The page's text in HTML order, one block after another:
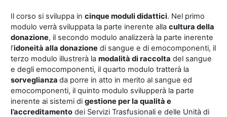
Il corso si sviluppa in cinque moduli didattici. Nel primo
modulo verrà sviluppata la parte inerente alla cultura della
donazione, il secondo modulo analizzerà la parte inerente
l’idoneità alla donazione di sangue e di emocomponenti, il
terzo modulo illustrerà la modalità di raccolta del sangue
e degli emocomponenti, il quarto modulo tratterà la
sorveglianza da porre in atto in merito al sangue ed
emocomponenti, il quinto modulo svilupperà la parte
inerente ai sistemi di gestione per la qualità e
l’accreditamento dei Servizi Trasfusionali e delle Unità di